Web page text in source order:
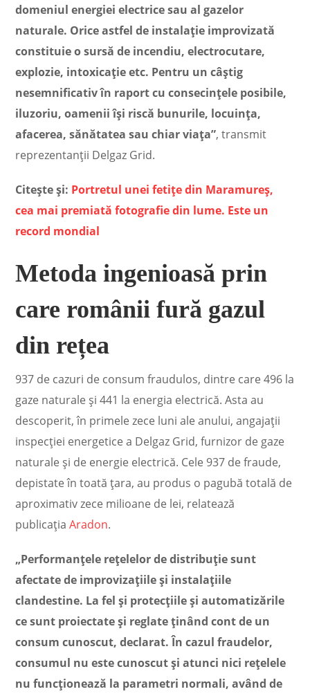
domeniul energiei electrice sau al gazelor
naturale. Orice astfel de instalație improvizată
constituie o sursă de incendiu, electrocutare,
explozie, intoxicație etc. Pentru un câștig
nesemnificativ în raport cu consecințele posibile,
iluzoriu, oamenii își riscă bunurile, locuința,
afacerea, sănătatea sau chiar viața”, transmit
reprezentanții Delgaz Grid.
Citește și: Portretul unei fetițe din Maramureș,
cea mai premiată fotografie din lume. Este un
record mondial
Metoda ingenioasă prin
care românii fură gazul
din rețea
937 de cazuri de consum fraudulos, dintre care 496 la
gaze naturale şi 441 la energia electrică. Asta au
descoperit, în primele zece luni ale anului, angajații
inspecţiei energetice a Delgaz Grid, furnizor de gaze
naturale şi de energie electrică. Cele 937 de fraude,
depistate în toată ţara, au produs o pagubă totală de
aproximativ zece milioane de lei, relatează
publicațiaAradon.
„Performanțele rețelelor de distribuție sunt
afectate de improvizațiile și instalațiile
clandestine. La fel și protecțiile și automatizările
ce sunt proiectate și reglate ținând cont de un
consum cunoscut, declarat. În cazul fraudelor,
consumul nu este cunoscut și atunci nici rețelele
nu funcționează la parametri normali, având de